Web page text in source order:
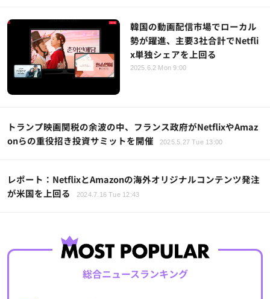
韓国の動画配信市場でローカル
勢が躍進、主要3社合計でNetfli
x単独シェアを上回る
2025.6.2 Mon 9:00
トランプ映画関税の余波の中、フランス政府がNetflixやAmaz
onらの重役招き投資サミットを開催
2025.5.27 Tue 13:00
レポート：NetflixとAmazonの海外オリジナルコンテンツ発注
が米国を上回る
2024.7.16 Tue 12:43
総合ニュースランキング